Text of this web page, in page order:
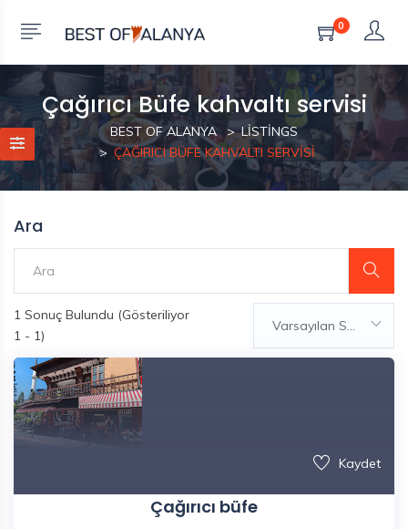
0
Çağırıcı Büfe kahvaltı servisi
BEST OF ALANYA
LISTINGS
ÇAĞIRICI BÜFE KAHVALTI SERVISI
Ara
1 Sonuç Bulundu (Gösteriliyor
1 - 1)
Varsayılan Sıralama
Kaydet
Çağırıcı büfe